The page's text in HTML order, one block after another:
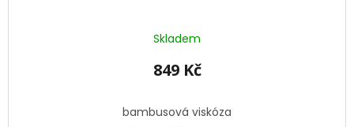
Skladem
849 Kč
bambusová viskóza